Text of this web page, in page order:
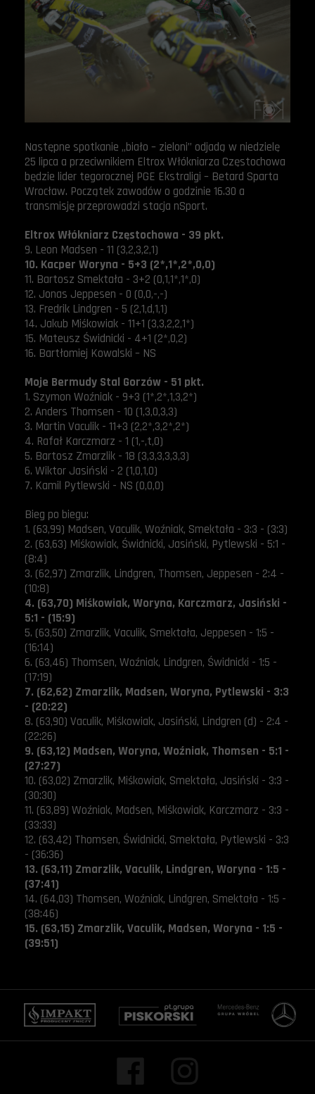
Następne spotkanie „biało – zieloni” odjadą w niedzielę
25 lipca a przeciwnikiem Eltrox Włókniarza Częstochowa
będzie lider tegorocznej PGE Ekstraligi – Betard Sparta
Wrocław. Początek zawodów o godzinie 16.30 a
transmisję przeprowadzi stacja nSport.
Eltrox Włókniarz Częstochowa - 39 pkt.
9. Leon Madsen - 11 (3,2,3,2,1)
10. Kacper Woryna - 5+3 (2*,1*,2*,0,0)
11. Bartosz Smektała - 3+2 (0,1,1*,1*,0)
12. Jonas Jeppesen - 0 (0,0,-,-)
13. Fredrik Lindgren - 5 (2,1,d,1,1)
14. Jakub Miśkowiak - 11+1 (3,3,2,2,1*)
15. Mateusz Świdnicki - 4+1 (2*,0,2)
16. Bartłomiej Kowalski – NS
Moje Bermudy Stal Gorzów - 51 pkt.
1. Szymon Woźniak - 9+3 (1*,2*,1,3,2*)
2. Anders Thomsen - 10 (1,3,0,3,3)
3. Martin Vaculik - 11+3 (2,2*,3,2*,2*)
4. Rafał Karczmarz - 1 (1,-,t,0)
5. Bartosz Zmarzlik - 18 (3,3,3,3,3,3)
6. Wiktor Jasiński - 2 (1,0,1,0)
7. Kamil Pytlewski - NS (0,0,0)
Bieg po biegu:
1. (63,99) Madsen, Vaculik, Woźniak, Smektała - 3:3 - (3:3)
2. (63,63) Miśkowiak, Świdnicki, Jasiński, Pytlewski - 5:1 -
(8:4)
3. (62,97) Zmarzlik, Lindgren, Thomsen, Jeppesen - 2:4 -
(10:8)
4. (63,70) Miśkowiak, Woryna, Karczmarz, Jasiński -
5:1 - (15:9)
5. (63,50) Zmarzlik, Vaculik, Smektała, Jeppesen - 1:5 -
(16:14)
6. (63,46) Thomsen, Woźniak, Lindgren, Świdnicki - 1:5 -
(17:19)
7. (62,62) Zmarzlik, Madsen, Woryna, Pytlewski - 3:3
- (20:22)
8. (63,90) Vaculik, Miśkowiak, Jasiński, Lindgren (d) - 2:4 -
(22:26)
9. (63,12) Madsen, Woryna, Woźniak, Thomsen - 5:1 -
(27:27)
10. (63,02) Zmarzlik, Miśkowiak, Smektała, Jasiński - 3:3 -
(30:30)
11. (63,89) Woźniak, Madsen, Miśkowiak, Karczmarz - 3:3 -
(33:33)
12. (63,42) Thomsen, Świdnicki, Smektała, Pytlewski - 3:3
- (36:36)
13. (63,11) Zmarzlik, Vaculik, Lindgren, Woryna - 1:5 -
(37:41)
14. (64,03) Thomsen, Woźniak, Lindgren, Smektała - 1:5 -
(38:46)
15. (63,15) Zmarzlik, Vaculik, Madsen, Woryna - 1:5 -
(39:51)